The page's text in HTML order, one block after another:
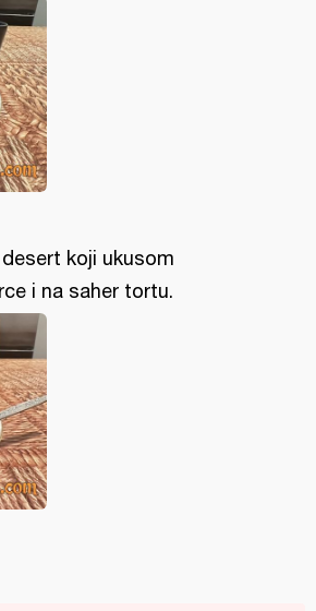
koji ukusom
i na saher tortu.